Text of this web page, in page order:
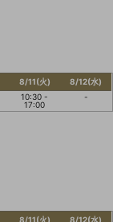
8/11(火)
10:30 -
17:00
8/12(水)
-
8/11(火)
8/12(水)